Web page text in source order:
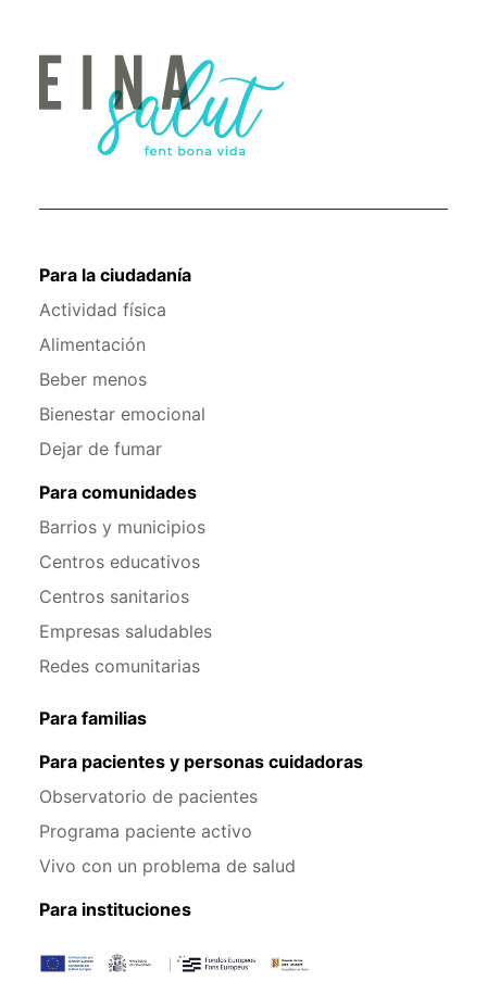
Para la ciudadanía
Actividad física
Alimentación
Beber menos
Bienestar emocional
Dejar de fumar
Para comunidades
Barrios y municipios
Centros educativos
Centros sanitarios
Empresas saludables
Redes comunitarias
Para familias
Para pacientes y personas cuidadoras
Observatorio de pacientes
Programa paciente activo
Vivo con un problema de salud
Para instituciones